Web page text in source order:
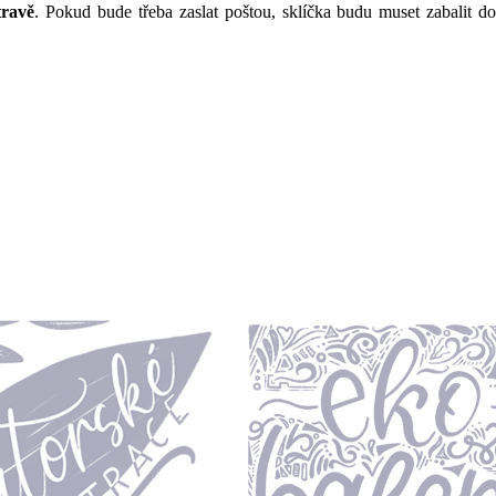
. Pokud bude třeba zaslat poštou, sklíčka budu muset zabalit